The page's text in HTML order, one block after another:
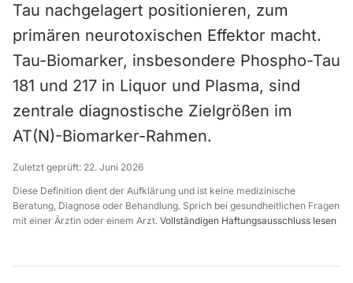
Tau nachgelagert positionieren, zum
primären neurotoxischen Effektor macht.
Tau-Biomarker, insbesondere Phospho-Tau
181 und 217 in Liquor und Plasma, sind
zentrale diagnostische Zielgrößen im
AT(N)-Biomarker-Rahmen.
Zuletzt geprüft: 22. Juni 2026
Diese Definition dient der Aufklärung und ist keine medizinische
Beratung, Diagnose oder Behandlung. Sprich bei gesundheitlichen Fragen
mit einer Ärztin oder einem Arzt. Vollständigen Haftungsausschluss lesen